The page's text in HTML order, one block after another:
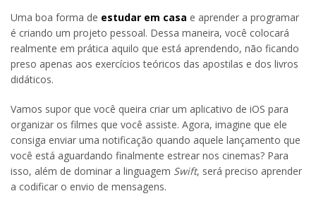
Uma boa forma de estudar em casa e aprender a programar
é criando um projeto pessoal. Dessa maneira, você colocará
realmente em prática aquilo que está aprendendo, não ficando
preso apenas aos exercícios teóricos das apostilas e dos livros
didáticos.
Vamos supor que você queira criar um aplicativo de iOS para
organizar os filmes que você assiste. Agora, imagine que ele
consiga enviar uma notificação quando aquele lançamento que
você está aguardando finalmente estrear nos cinemas? Para
isso, além de dominar a linguagem Swift, será preciso aprender
a codificar o envio de mensagens.